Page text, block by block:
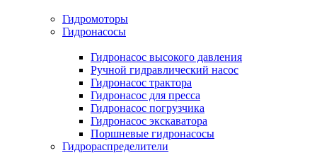
Гидромоторы
Гидронасосы
Гидронасос высокого давления
Ручной гидравлический насос
Гидронасос трактора
Гидронасос для пресса
Гидронасос погрузчика
Гидронасос экскаватора
Поршневые гидронасосы
Гидрораспределители